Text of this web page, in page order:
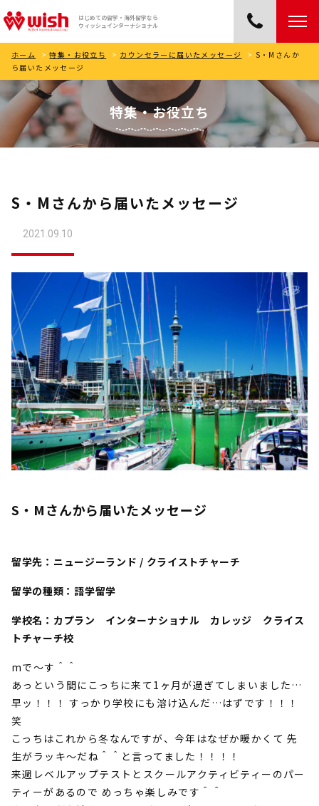
はじめての留学・海外留学なら
ウィッシュインターナショナル
ホーム > 特集・お役立ち > カウンセラーに届いたメッセージ > S・Mさんか
ら届いたメッセージ
特集・お役立ち
S・Mさんから届いたメッセージ
2021.09.10
S・Mさんから届いたメッセージ
留学先： ニュージーランド / クライストチャーチ
留学の種類：語学留学
学校名： カプラン インターナショナル カレッジ クライス
トチャーチ校
mで～す＾＾
あっという間にこっちに来て1ヶ月が過ぎてしまいました…
早ッ！！！ すっかり学校にも溶け込んだ…はずです！！！
笑
こっちはこれから冬なんですが、今年はなぜか暖かくて 先
生がラッキ～だね＾＾と言ってました！！！！
来週レベルアップテストとスクールアクティビティーのパー
ティーがあるので めっちゃ楽しみです＾＾